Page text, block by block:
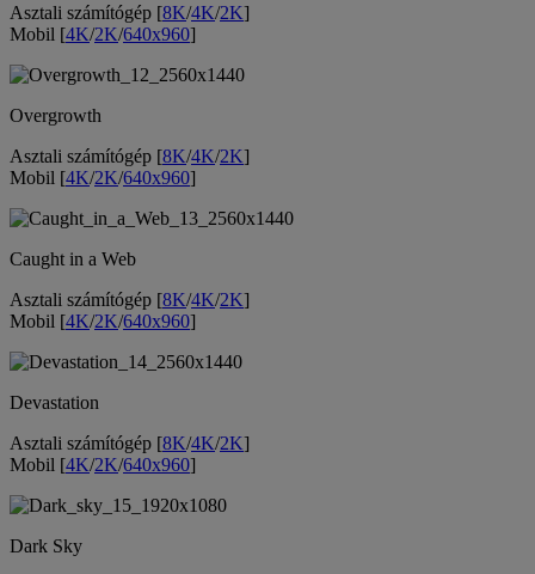
Asztali számítógép [8K/4K/2K]
Mobil [4K/2K/640x960]
Overgrowth
Asztali számítógép [8K/4K/2K]
Mobil [4K/2K/640x960]
Caught in a Web
Asztali számítógép [8K/4K/2K]
Mobil [4K/2K/640x960]
Devastation
Asztali számítógép [8K/4K/2K]
Mobil [4K/2K/640x960]
Dark Sky